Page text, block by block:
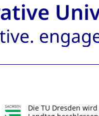
Die TU Dresden